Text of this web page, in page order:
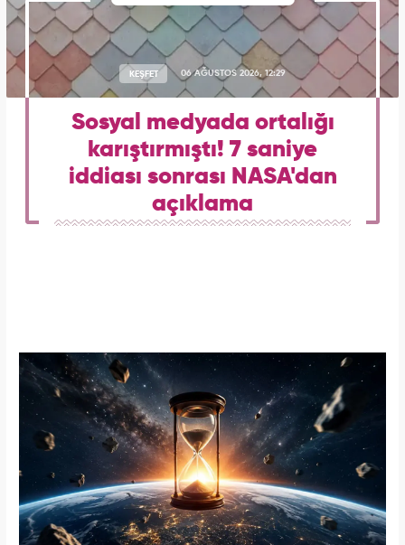
KEŞFET 06 AĞUSTOS 2026, 12:29
Sosyal medyada ortalığı
karıştırmıştı! 7 saniye
iddiası sonrası NASA'dan
açıklama